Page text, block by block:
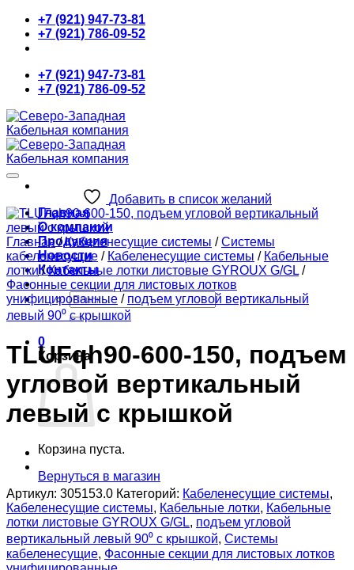
Skip
content
+7 (921) 947-73-81
+7 (921) 786-09-52
+7 (921) 947-73-81
+7 (921) 786-09-52
Главная
О компании
Продукция
Новости
Контакты
Искать:
0
Корзина
Корзина пуста.
Вернуться в магазин
Добавить в список желаний
Главная / Кабеленесущие системы / Системы
кабеленесущие / Кабеленесущие системы / Кабельные
лотки / Кабельные лотки листовые GYROUX G/GL /
Фасонные секции для листовых лотков
унифицированные / подъем угловой вертикальный
левый 90⁰ с крышкой
TLUFqh90-600-150, подъем
угловой вертикальный
левый с крышкой
Артикул: 305153.0 Категорий: Кабеленесущие системы,
Кабеленесущие системы, Кабельные лотки, Кабельные
лотки листовые GYROUX G/GL, подъем угловой
вертикальный левый 90⁰ с крышкой, Системы
кабеленесущие, Фасонные секции для листовых лотков